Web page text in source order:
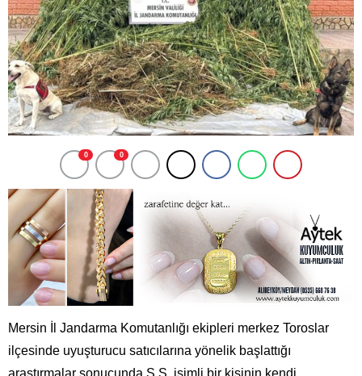
0 0
Mersin İl Jandarma Komutanlığı ekipleri merkez Toroslar
ilçesinde uyuşturucu satıcılarına yönelik başlattığı
araştırmalar sonucunda Ş.Ş. isimli bir kişinin kendi